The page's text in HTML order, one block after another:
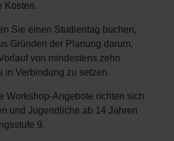
Kosten.
Sie einen Studientag buchen,
Gründen der Planung darum,
von mindestens zehn
in Verbindung zu setzen.
Workshop-Angebote richten sich
und Jugendliche ab 14 Jahren
9.